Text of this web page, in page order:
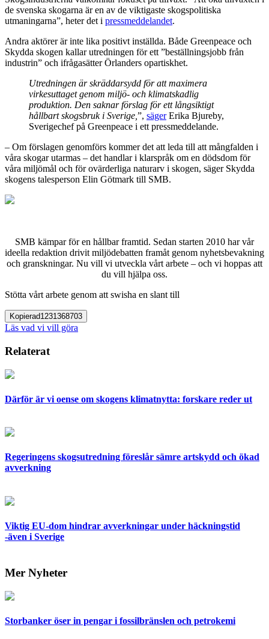
de svenska skogarna är en av de viktigaste skogspolitiska
utmaningarna”, heter det i pressmeddelandet.
Andra aktörer är inte lika positivt inställda. Både Greenpeace och
Skydda skogen kallar utredningen för ett ”beställningsjobb från
industrin” och ifrågasätter Örlanders opartiskhet.
Utredningen är skräddarsydd för att maximera
virkesuttaget genom miljö- och klimatskadlig
produktion. Den saknar förslag för ett långsiktigt
hållbart skogsbruk i Sverige, ”, sägerErika Bjureby,
Sverigechef på Greenpeace i ett pressmeddelande.
– Om förslagen genomförs kommer det att leda till att mångfalden i
våra skogar utarmas – det handlar i klarspråk om en dödsdom för
våra miljömål och för ovärderliga naturarv i skogen, säger Skydda
skogens talesperson Elin Götmark till SMB.
SMB kämpar för en hållbar framtid. Sedan starten 2010 har vår
ideella redaktion drivit miljödebatten framåt genom nyhetsbevakning
och granskningar. Nu vill vi utveckla vårt arbete – och vi hoppas att
du vill hjälpa oss.
Stötta vårt arbete genom att swisha en slant till
Kopierad1231368703
Läs vad vi vill göra
Relaterat
Därför är vi oense om skogens klimatnytta: forskare reder ut
Regeringens skogsutredning föreslår sämre artskydd och ökad
avverkning
Viktig EU-dom hindrar avverkningar under häckningstid
-även i Sverige
Mer Nyheter
Storbanker öser in pengar i fossilbränslen och petrokemi